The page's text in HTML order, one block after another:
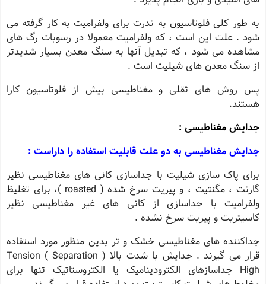
به طور کلی فلوتاسیون به ندرت برای ولفرامیت به کار گرفته می
شود . علت این است ، که ولفرامیت معمولا در رسوبات رگ های
مشاهده می شود ، که تبدیل آنها به سنگ معدن بسیار شدیدتر
از سنگ معدن های شیلیت است .
پس روش های ثقلی و مغناطیسی بیش از فلوتاسیون کارا
هستند.
جدایش مغناطیسی :
جدایش مغناطیسی به دو علت قابلیت استفاده را داراست :
برای پاک سازی شیلیت با جداسازی کانی های مغناطیسی نظیر
گارنت ، مگنتیت ، و پیریت سرخ شده ( roasted )، برای تغلیظ
ولفرامیت با جداسازی از کانی های غیر مغناطیسی نظیر
کاسیتریت و پیریت سرخ نشده .
جداکننده های مغناطیسی خشک و تر بدین منظور مورد استفاده
قرار می گیرند . جدایش با شدت بالا ( Separation ) Tension
High جداسازهای الکترودینامیک یا الکتروستاتیک تنها برای